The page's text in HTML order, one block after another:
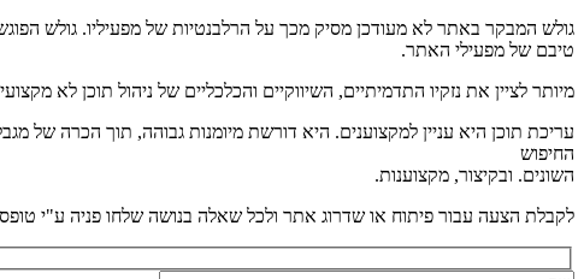
גולש המבקר באתר לא מעודכן מסיק מכך על הרלבנטיות של מפעיליו. גולש
טיבם של מפעילי האתר.
מיותר לציין את נזקיו התדמיתיים, השיווקיים והכלכליים של ניהול תוכן לא
עריכת תוכן היא עניין למקצוענים. היא דורשת מיומנות גבוהה, תוך הכרה של
החיפוש
השונים. ובקיצור, מקצוענות.
לקבלת הצעה עבור פיתוח או שדרוג אתר ולכל שאלה בנושה שלחו פניה ע"י